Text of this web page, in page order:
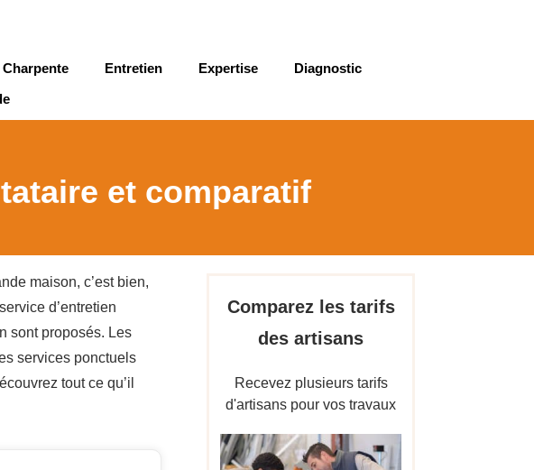
Entretien Expertise
Diagnostic
et comparatif
maison, c’est bien,
d’entretien
sont proposés. Les
services ponctuels
tout ce qu’il
Comparez les tarifs
des artisans
Recevez plusieurs tarifs
d'artisans pour vos travaux